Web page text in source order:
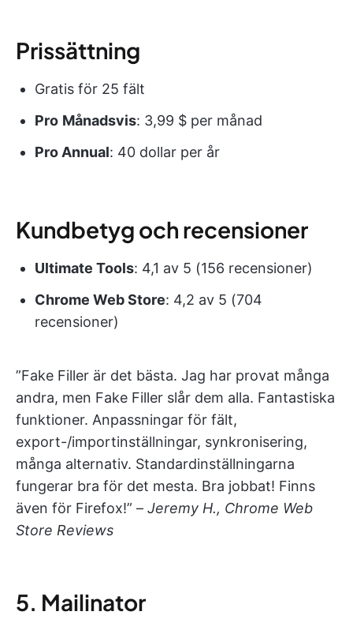
Prissättning
Gratis för 25 fält
Pro Månadsvis: 3,99 $ per månad
Pro Annual: 40 dollar per år
Kundbetyg och recensioner
Ultimate Tools: 4,1 av 5 (156 recensioner)
Chrome Web Store: 4,2 av 5 (704
recensioner)
”Fake Filler är det bästa. Jag har provat många
andra, men Fake Filler slår dem alla. Fantastiska
funktioner. Anpassningar för fält,
export-/importinställningar, synkronisering,
många alternativ. Standardinställningarna
fungerar bra för det mesta. Bra jobbat! Finns
även för Firefox!” – Jeremy H., Chrome Web
Store Reviews
5. Mailinator